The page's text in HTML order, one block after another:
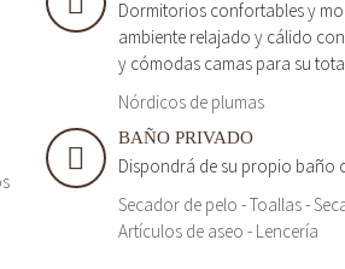
Dormitorios confortables y
ambiente relajado y cálido
y cómodas camas para su
Nórdicos de plumas
BAÑO PRIVADO
Dispondrá de su propio baño
Secador de pelo - Toallas -
Artículos de aseo - Lencería